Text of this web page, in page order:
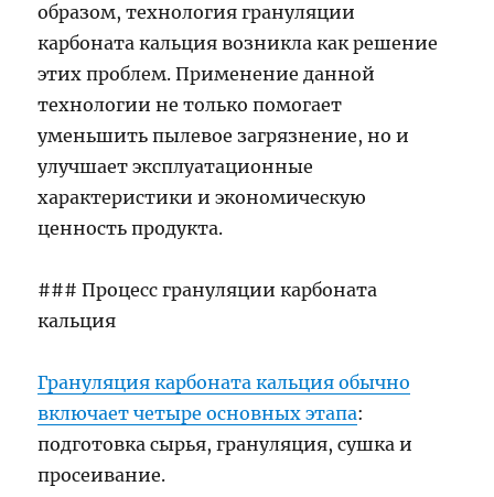
образом, технология грануляции
карбоната кальция возникла как решение
этих проблем. Применение данной
технологии не только помогает
уменьшить пылевое загрязнение, но и
улучшает эксплуатационные
характеристики и экономическую
ценность продукта.
### Процесс грануляции карбоната
кальция
Грануляция карбоната кальция обычно
включает четыре основных этапа:
подготовка сырья, грануляция, сушка и
просеивание.